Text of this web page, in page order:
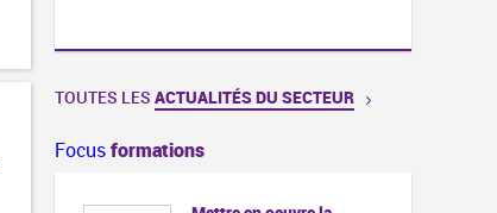
TOUTES LES ACTUALITÉS DU SECTEUR
Focusformations